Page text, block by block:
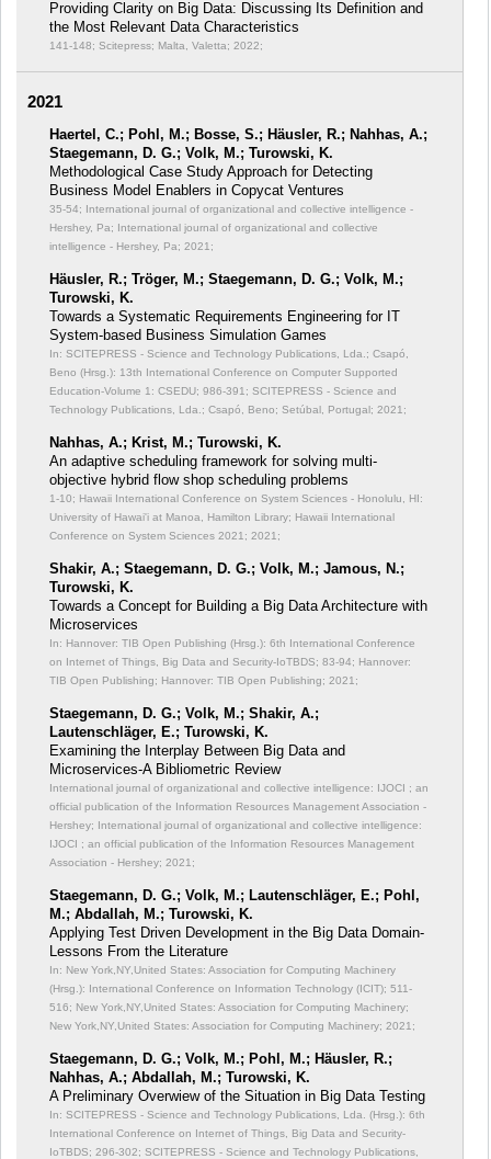
Providing Clarity on Big Data: Discussing Its Definition and
the Most Relevant Data Characteristics
141-148; Scitepress; Malta, Valetta; 2022;
2021
Haertel, C.; Pohl, M.; Bosse, S.; Häusler, R.; Nahhas, A.;
Staegemann, D. G.; Volk, M.; Turowski, K.
Methodological Case Study Approach for Detecting
Business Model Enablers in Copycat Ventures
35-54; International journal of organizational and collective intelligence -
Hershey, Pa; International journal of organizational and collective
intelligence - Hershey, Pa; 2021;
Häusler, R.; Tröger, M.; Staegemann, D. G.; Volk, M.;
Turowski, K.
Towards a Systematic Requirements Engineering for IT
System-based Business Simulation Games
In: SCITEPRESS - Science and Technology Publications, Lda.; Csapó,
Beno (Hrsg.): 13th International Conference on Computer Supported
Education-Volume 1: CSEDU; 986-391; SCITEPRESS - Science and
Technology Publications, Lda.; Csapó, Beno; Setúbal, Portugal; 2021;
Nahhas, A.; Krist, M.; Turowski, K.
An adaptive scheduling framework for solving multi-
objective hybrid flow shop scheduling problems
1-10; Hawaii International Conference on System Sciences - Honolulu, HI:
University of Hawai'i at Manoa, Hamilton Library; Hawaii International
Conference on System Sciences 2021; 2021;
Shakir, A.; Staegemann, D. G.; Volk, M.; Jamous, N.;
Turowski, K.
Towards a Concept for Building a Big Data Architecture with
Microservices
In: Hannover: TIB Open Publishing (Hrsg.): 6th International Conference
on Internet of Things, Big Data and Security-IoTBDS; 83-94; Hannover:
TIB Open Publishing; Hannover: TIB Open Publishing; 2021;
Staegemann, D. G.; Volk, M.; Shakir, A.;
Lautenschläger, E.; Turowski, K.
Examining the Interplay Between Big Data and
Microservices-A Bibliometric Review
International journal of organizational and collective intelligence: IJOCI ; an
official publication of the Information Resources Management Association -
Hershey; International journal of organizational and collective intelligence:
IJOCI ; an official publication of the Information Resources Management
Association - Hershey; 2021;
Staegemann, D. G.; Volk, M.; Lautenschläger, E.; Pohl,
M.; Abdallah, M.; Turowski, K.
Applying Test Driven Development in the Big Data Domain-
Lessons From the Literature
In: New York,NY,United States: Association for Computing Machinery
(Hrsg.): International Conference on Information Technology (ICIT); 511-
516; New York,NY,United States: Association for Computing Machinery;
New York,NY,United States: Association for Computing Machinery; 2021;
Staegemann, D. G.; Volk, M.; Pohl, M.; Häusler, R.;
Nahhas, A.; Abdallah, M.; Turowski, K.
A Preliminary Overwiew of the Situation in Big Data Testing
In: SCITEPRESS - Science and Technology Publications, Lda. (Hrsg.): 6th
International Conference on Internet of Things, Big Data and Security-
IoTBDS; 296-302; SCITEPRESS - Science and Technology Publications,